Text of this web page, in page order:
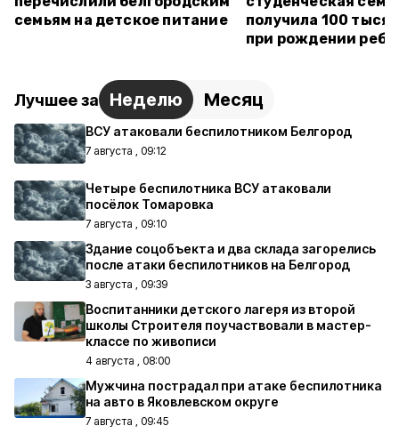
семьям на детское питание
получила 100
при рождении
Лучшее за Неделю Месяц
ВСУ атаковали беспилотником Белгород
7 августа , 09:12
Четыре беспилотника ВСУ атаковали
посёлок Томаровка
7 августа , 09:10
Здание соцобъекта и два склада загорелись
после атаки беспилотников на Белгород
3 августа , 09:39
Воспитанники детского лагеря из второй
школы Строителя поучаствовали в мастер-
классе по живописи
4 августа , 08:00
Мужчина пострадал при атаке беспилотника
на авто в Яковлевском округе
7 августа , 09:45